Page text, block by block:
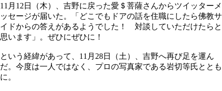
11月12日（木）、吉野に戻った愛＄菩薩さんからツイッターメ
ッセージが届いた。「どこでもドアの話を住職にしたら佛教サ
イドからの答えがあるようでした！ 対談していただけたらと
思います」。ぜひにぜひに！
という経緯があって、11月28日（土）、吉野へ再び足を運ん
だ。今度は一人ではなく、プロの写真家である岩切等氏ととも
に。